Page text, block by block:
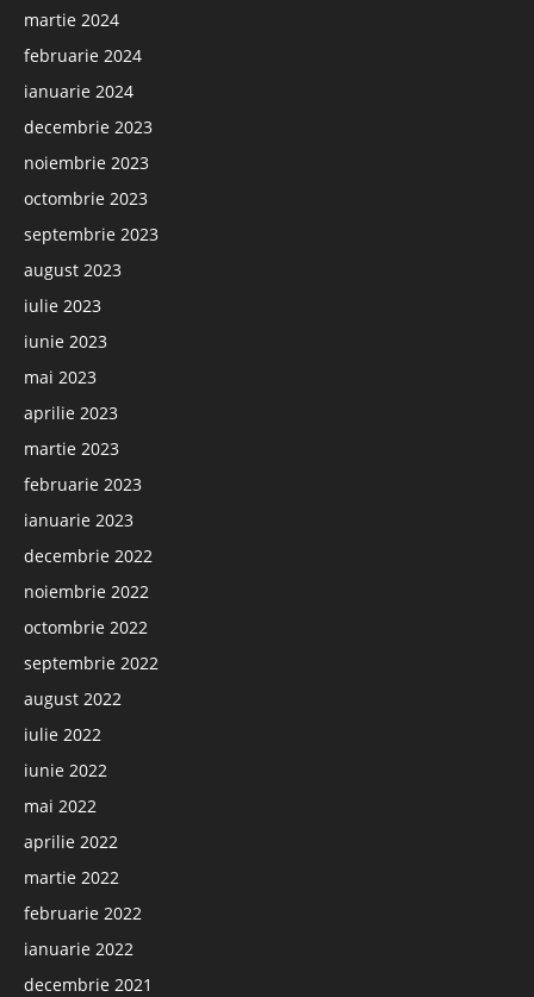
martie 2024
februarie 2024
ianuarie 2024
decembrie 2023
noiembrie 2023
octombrie 2023
septembrie 2023
august 2023
iulie 2023
iunie 2023
mai 2023
aprilie 2023
martie 2023
februarie 2023
ianuarie 2023
decembrie 2022
noiembrie 2022
octombrie 2022
septembrie 2022
august 2022
iulie 2022
iunie 2022
mai 2022
aprilie 2022
martie 2022
februarie 2022
ianuarie 2022
decembrie 2021